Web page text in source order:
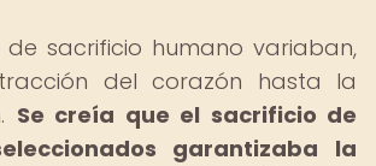
de sacrificio humano variaban,
del corazón hasta la
Se creía que el sacrificio de
garantizaba la